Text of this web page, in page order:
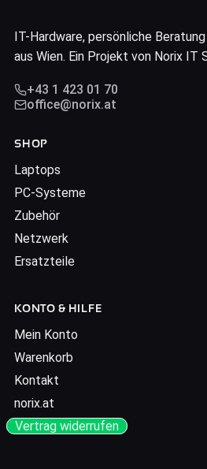
IT-Hardware, persönliche
aus Wien. Ein Projekt von Norix IT
+43 1 423 01 70
office@norix.at
SHOP
Laptops
PC-Systeme
Zubehör
Netzwerk
Ersatzteile
KONTO & HILFE
Mein Konto
Warenkorb
Kontakt
norix.at
Vertrag widerrufen